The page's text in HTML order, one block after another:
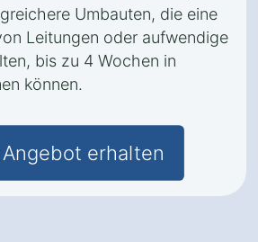
Umbauten, die eine
Leitungen oder aufwendige
bis zu 4 Wochen in
können.
erhalten